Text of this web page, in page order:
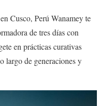
Cusco, Perú Wanamey te
de tres días con
en prácticas curativas
largo de generaciones y